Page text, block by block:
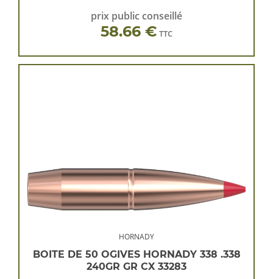
prix public conseillé
58.66 € TTC
HORNADY
BOITE DE 50 OGIVES HORNADY 338 .338
240GR GR CX 33283